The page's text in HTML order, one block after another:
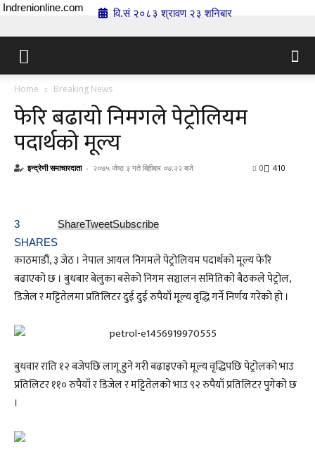
Indrenionline.com वि.सं २०८३ श्रावण २३ शनिबार
Home Breaking News
फेरि बढायो निमगले पेट्रोलियम
पदार्थको मूल्य
इन्द्रेणी समाचारदाता - २०७५ जेष्ठ ३ गते बिहीबार ०७:२२ बजे 410
0
3
SHARES
ShareTweetSubscribe
काठमाडौं, ३ जेठ । नेपाल आयल निगमले पेट्रोलियम पदार्थको मूल्य फेरि
बढाएको छ । बुधबार बेलुका बसेको निगम सञ्चालन समितिको बैठकले पेट्रोल,
डिजेल र मट्टितेलमा प्रतिलिटर दुई दुई रुपैयाँ मूल्य वृद्धि गर्ने निर्णय गरेको हो ।
बुधवार राति १२ बजेपछि लागू हुने गरी बढाइएको मूल्य वृद्धिपछि पेट्रोलको भाउ
प्रतिलिटर ११० रुपैयाँ र डिजेल र मट्टितेलको भाउ ९२ रुपैयाँ प्रतिलिटर पुगेको छ
।